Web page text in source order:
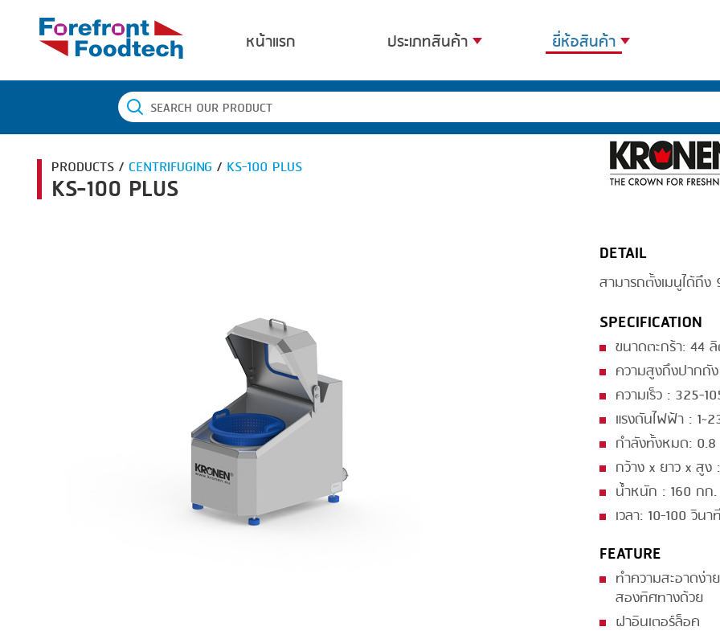
หน้าแรก ประเภทสินค้า
BANDING
BLANCHING
ยี่ห้อสินค้า
BANDALL
CARSOE
PRODUCTS / CENTRIFUGING / KS-100 PLUS
KS-100 PLUS
DETAIL
สามารถตั้งเมนูได้ถึง
SPECIFICATION
ขนาดตะกร้า: 44
ความสูงถึงปากถั
ความเร็ว : 325-
แรงดันไฟฟ้า :
กำลังทั้งหมด: 0.8
กว้าง x ยาว x สู
น้ำหนัก : 160 กก.
เวลา: 10-100 วินา
FEATURE
ทำความสะอาดง่า
สองทิศทางด้วย
ฝาอินเตอร์ล็อค